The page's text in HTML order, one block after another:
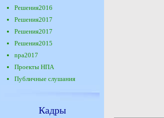
Решения2016
Решения2017
Решения2017
Решения2015
npa2017
Проекты НПА
Публичные слушания
Кадры